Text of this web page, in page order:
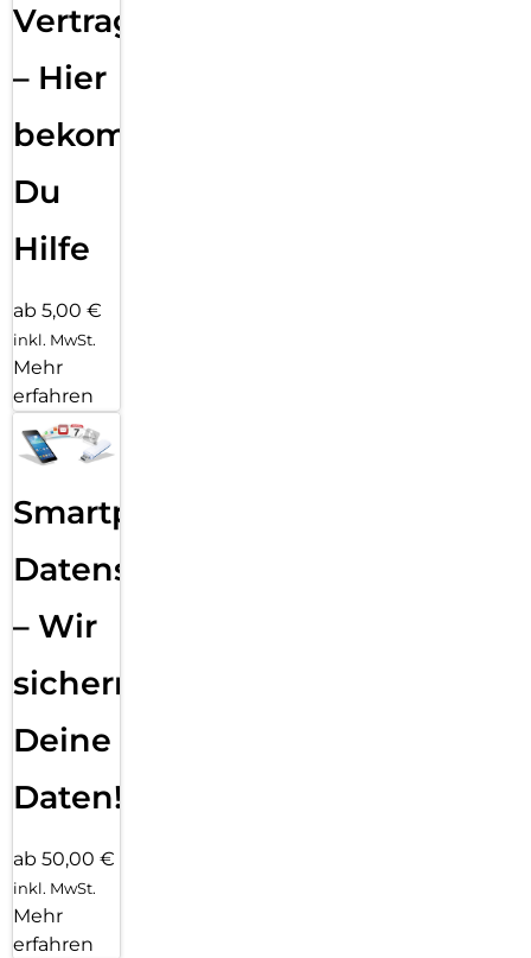
Vertragsabwicklung
– Hier
bekommst
Du
Hilfe
ab 5,00 €
inkl. MwSt.
Mehr
erfahren
Smartphone
Datensicherung
– Wir
sichern
Deine
Daten!
ab 50,00 €
inkl. MwSt.
Mehr
erfahren